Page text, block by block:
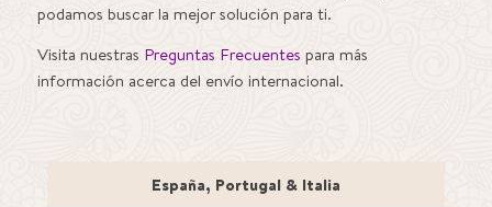
podamos buscar la mejor solución para ti.
Visita nuestras Preguntas Frecuentes para más
información acerca del envío internacional.
España, Portugal & Italia